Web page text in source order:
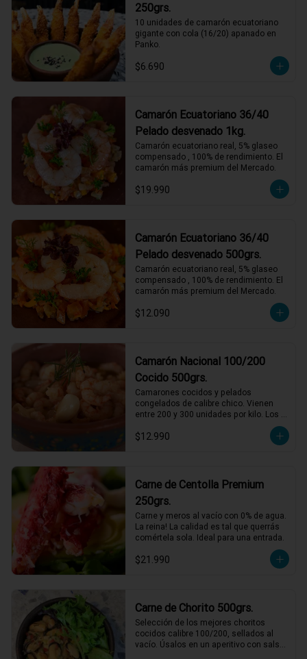
250grs.
10 unidades de camarón ecuatoriano
gigante con cola (16/20) apanado en
Panko.
$6.690
Camarón Ecuatoriano 36/40
Pelado desvenado 1kg.
Camarón ecuatoriano real, 5% glaseo
compensado , 100% de rendimiento. El
camarón más premium del Mercado.
$19.990
Camarón Ecuatoriano 36/40
Pelado desvenado 500grs.
Camarón ecuatoriano real, 5% glaseo
compensado , 100% de rendimiento. El
camarón más premium del Mercado.
$12.090
Camarón Nacional 100/200
Cocido 500grs.
Camarones cocidos y pelados
congelados de calibre chico. Vienen
entre 200 y 300 unidades por kilo. Los
sabor incomparable. Perfectos para
acompañamientos, salsas y rellenos.
$12.990
Carne de Centolla Premium
250grs.
Carne y meros al vacío con 0% de agua.
La reina! La calidad es tal que querrás
comértela sola. Ideal para una entrada.
$21.990
Carne de Chorito 500grs.
Selección de los mejores choritos
cocidos calibre 100/200, sellados al
vacío. Úsalos en un aperitivo con salsa